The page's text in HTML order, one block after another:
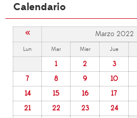
Calendario
« Marzo 2022
Lun Mar Mier Jue
1 2 3
7
8 9 10
14
15 16 17
21
22 23 24